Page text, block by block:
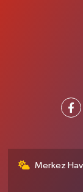
Merkez